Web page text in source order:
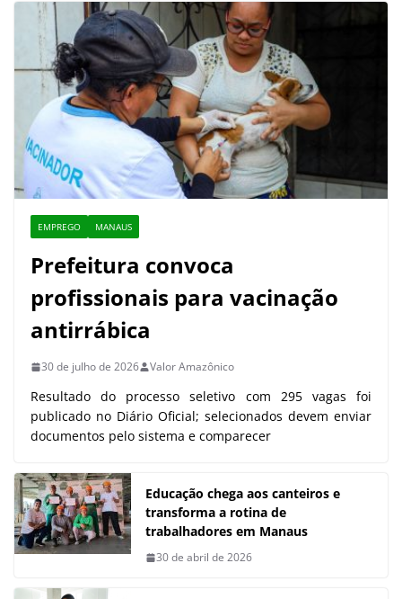
EMPREGO MANAUS
Prefeitura convoca
profissionais para vacinação
antirrábica
30 de julho de 2026 Valor Amazônico
Resultado do processo seletivo com 295 vagas foi
publicado no Diário Oficial; selecionados devem enviar
documentos pelo sistema e comparecer
Educação chega aos canteiros e
transforma a rotina de
trabalhadores em Manaus
30 de abril de 2026